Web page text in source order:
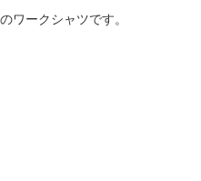
ワークシャツです。